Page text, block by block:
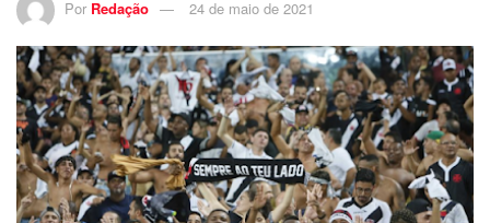
Por Redação 24 de maio de 2021